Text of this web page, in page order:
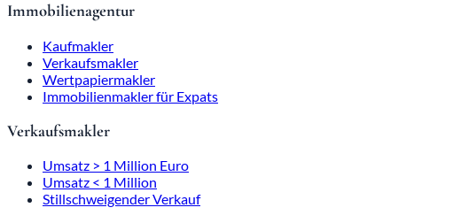
Immobilienagentur
Kaufmakler
Verkaufsmakler
Wertpapiermakler
Immobilienmakler für Expats
Verkaufsmakler
Umsatz > 1 Million Euro
Umsatz < 1 Million
Stillschweigender Verkauf